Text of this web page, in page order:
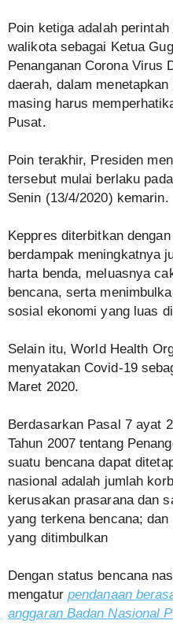
Poin ketiga adalah
walikota sebagai Ketua
Penanganan Corona Virus
daerah, dalam
masing harus
Pusat.
Poin terakhir, Presiden
tersebut mulai berlaku
Senin (13/4/2020) kemarin.
Keppres diterbitkan
berdampak meningkatnya
harta benda, meluasnya
bencana, serta
sosial ekonomi yang luas
Selain itu, World Health
menyatakan Covid-19
Maret 2020.
Berdasarkan Pasal 7 ayat
Tahun 2007 tentang
suatu bencana dapat
nasional adalah jumlah
kerusakan prasarana dan
yang terkena bencana;
yang ditimbulkan
Dengan status bencana
mengatur pendanaan
anggaran Badan Nasional